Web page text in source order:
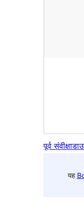
पूर्व संवीक्षा
यह